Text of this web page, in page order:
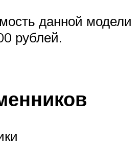
данной модели
рублей.